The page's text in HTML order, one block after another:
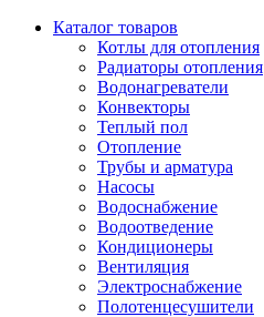
Каталог товаров
Котлы для отопления
Радиаторы отопления
Водонагреватели
Конвекторы
Теплый пол
Отопление
Трубы и арматура
Насосы
Водоснабжение
Водоотведение
Кондиционеры
Вентиляция
Электроснабжение
Полотенцесушители